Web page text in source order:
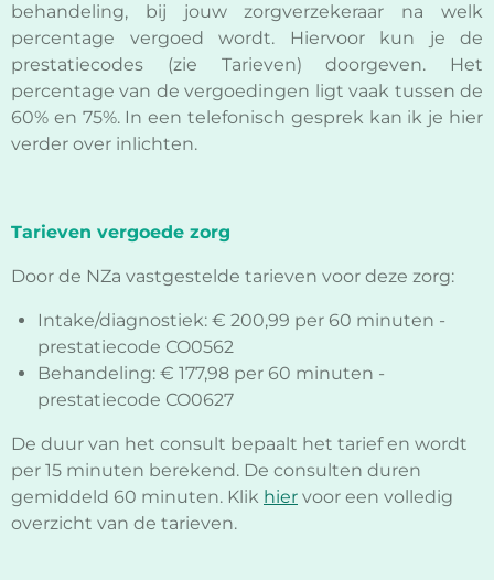
behandeling, bij jouw zorgverzekeraar na welk
percentage vergoed wordt. Hiervoor kun je de
prestatiecodes (zie Tarieven) doorgeven. Het
percentage van de vergoedingen ligt vaak tussen de
60% en 75%. In een telefonisch gesprek kan ik je hier
verder over inlichten.
Tarieven vergoede zorg
Door de NZa vastgestelde tarieven voor deze zorg:
Intake/diagnostiek: € 200,99 per 60 minuten -
prestatiecode CO0562
Behandeling: € 177,98 per 60 minuten -
prestatiecode CO0627
De duur van het consult bepaalt het tarief en wordt
per 15 minuten berekend. De consulten duren
gemiddeld 60 minuten. Klik hier voor een volledig
overzicht van de tarieven.